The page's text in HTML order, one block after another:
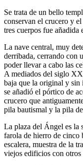
Se trata de un bello
conservan el crucero y
tres cuerpos fue
La nave central, muy
derribada, cerrando con
poder llevar a cabo las
A mediados del siglo
baja que la original y sin
se añadió el pórtico de
crucero que
pila bautismal y la pila
La plaza del Ángel es la
farola de hierro de cinco
escalera, muestra de la
viejos edificios con otros